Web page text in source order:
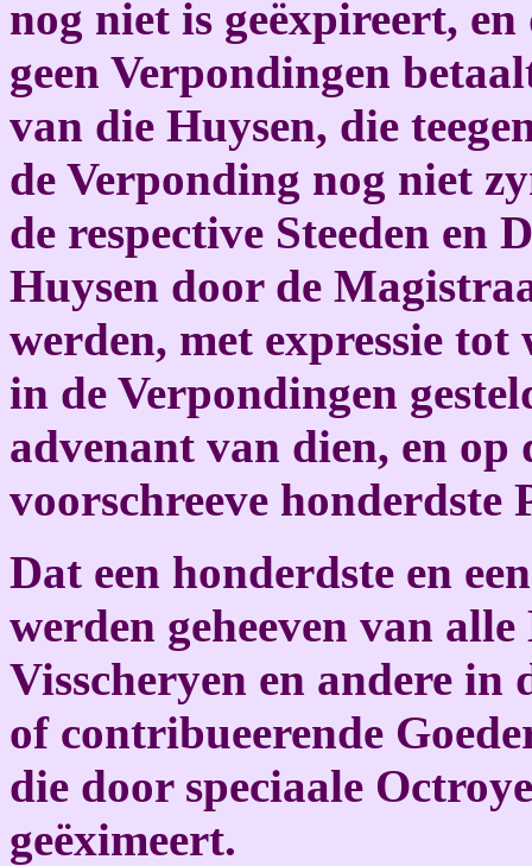
nog niet is geëxpireert,
geen Verpondingen
van die Huysen, die
de Verponding nog niet
de respective Steeden en
Huysen door de
werden, met expressie tot
in de Verpondingen
advenant van dien, en op
voorschreeve honderdste
Dat een honderdste en
werden geheeven van
Visscheryen en andere in
of contribueerende
die door speciaale
geëximeert.